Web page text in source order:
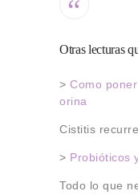
Otras lecturas
> Como
orina
Cistitis
> Probióticos
Todo lo que